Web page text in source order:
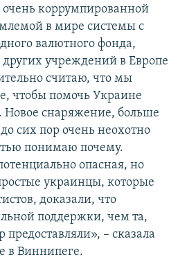
коррумпированной
в мире системы с
валютного фонда,
других учреждений в Европе
считаю, что мы
чтобы помочь Украине
Новое снаряжение, больше
сих пор очень неохотно
понимаю почему.
опасная, но
украинцы, которые
доказали, что
поддержки, чем та,
– сказала
в Виннипеге.